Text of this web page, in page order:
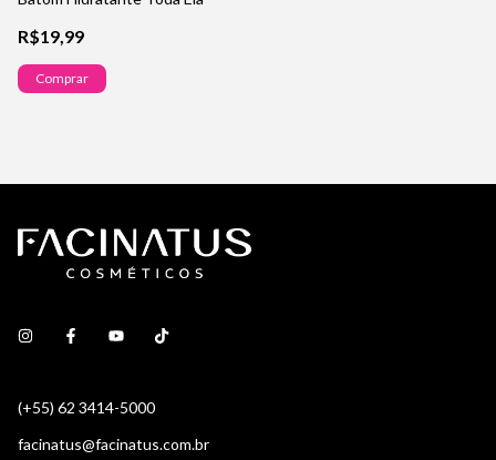
R$19,99
Comprar
(+55) 62 3414-5000
facinatus@facinatus.com.br